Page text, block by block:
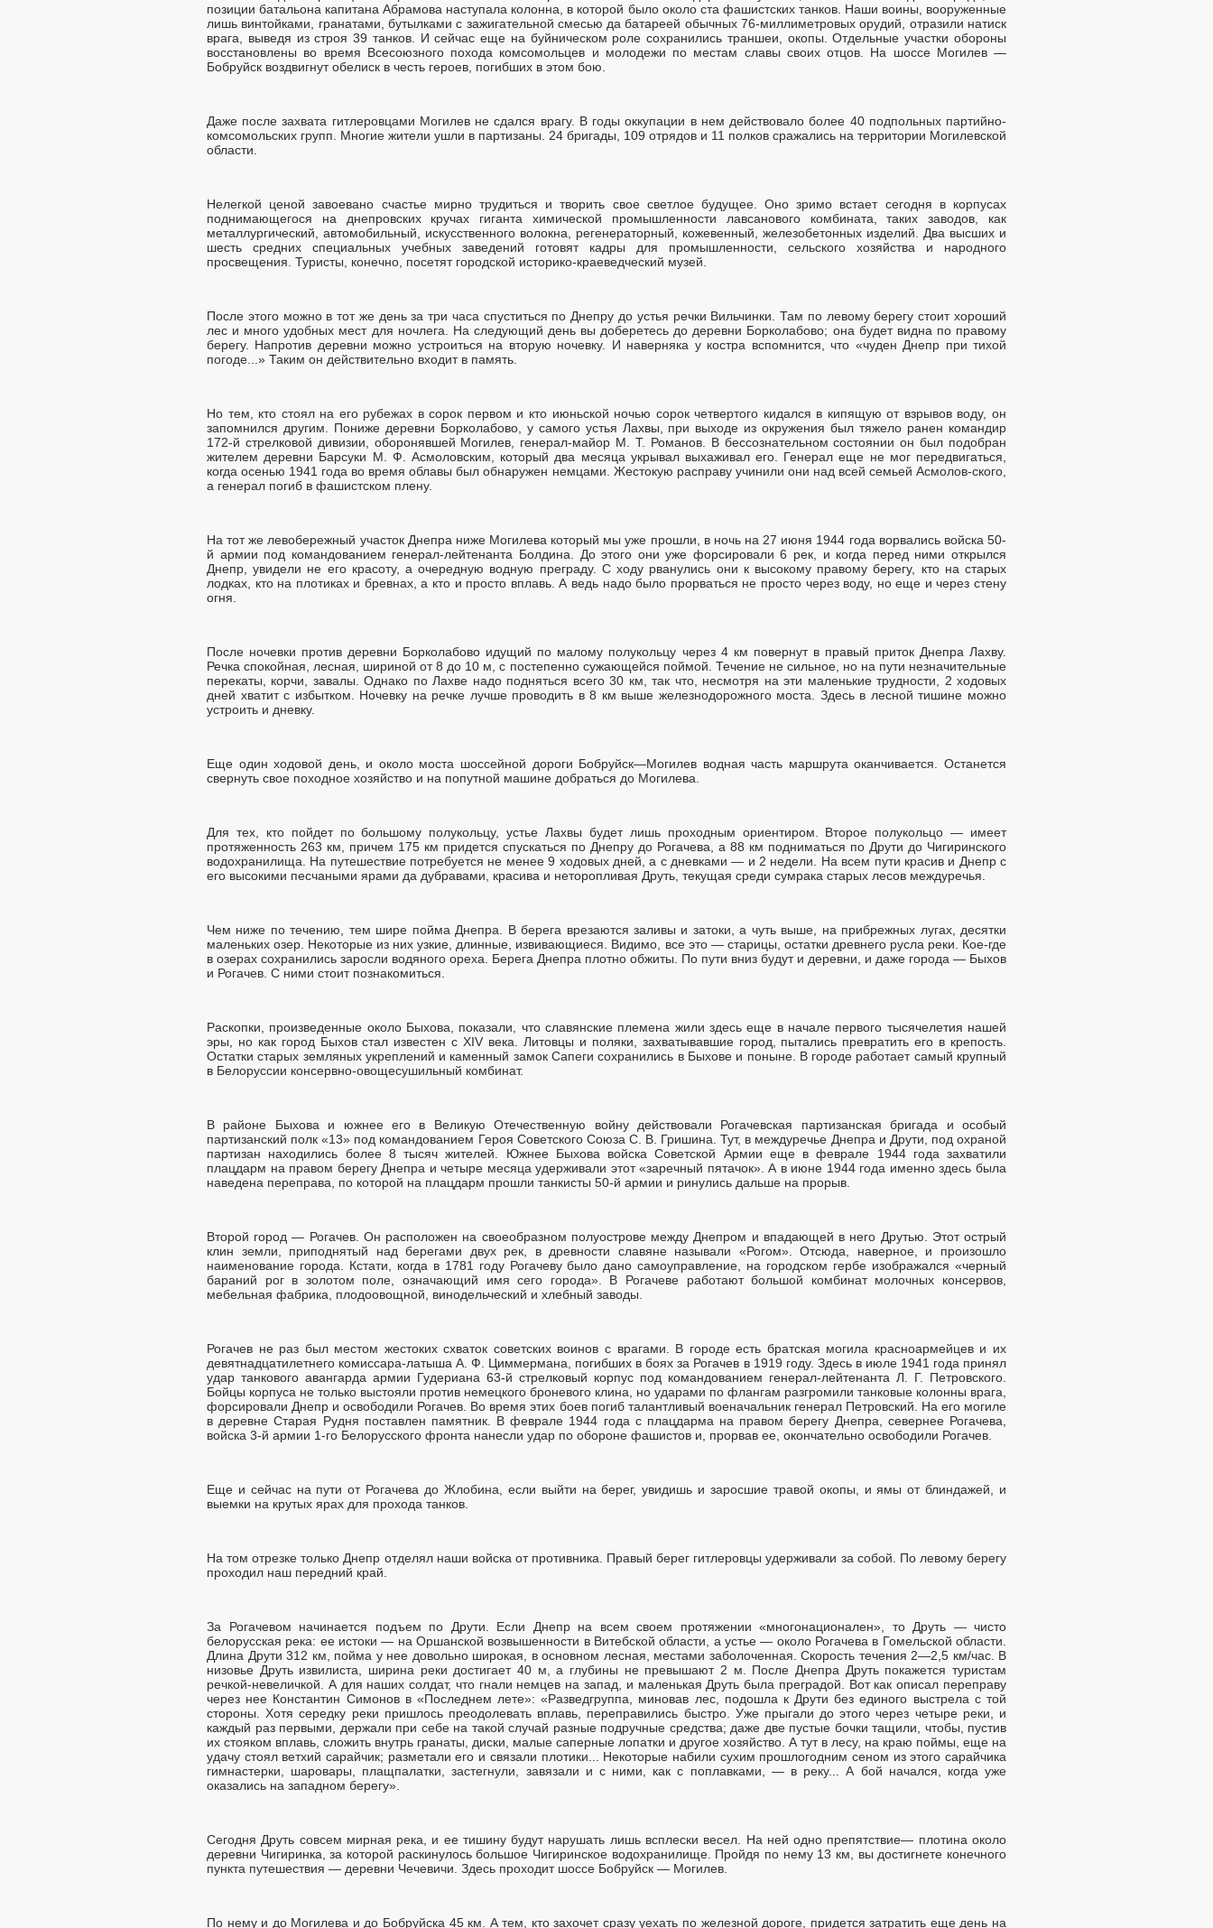
позиции батальона капитана Абрамова наступала колонна, в которой было около ста фашистских танков. Наши воины, вооруженные
лишь винтойками, гранатами, бутылками с зажигательной смесью да батареей обычных 76-миллиметровых орудий, отразили натиск
врага, выведя из строя 39 танков. И сейчас еще на буйническом роле сохранились траншеи, окопы. Отдельные участки обороны
восстановлены во время Всесоюзного похода комсомольцев и молодежи по местам славы своих отцов. На шоссе Могилев —
Бобруйск воздвигнут обелиск в честь героев, погибших в этом бою.
Даже после захвата гитлеровцами Могилев не сдался врагу. В годы оккупации в нем действовало более 40 подпольных партийно-
комсомольских групп. Многие жители ушли в партизаны. 24 бригады, 109 отрядов и 11 полков сражались на территории Могилевской
области.
Нелегкой ценой завоевано счастье мирно трудиться и творить свое светлое будущее. Оно зримо встает сегодня в корпусах
поднимающегося на днепровских кручах гиганта химической промышленности лавсанового комбината, таких заводов, как
металлургический, автомобильный, искусственного волокна, регенераторный, кожевенный, железобетонных изделий. Два высших и
шесть средних специальных учебных заведений готовят кадры для промышленности, сельского хозяйства и народного
просвещения. Туристы, конечно, посетят городской историко-краеведческий музей.
После этого можно в тот же день за три часа спуститься по Днепру до устья речки Вильчинки. Там по левому берегу стоит хороший
лес и много удобных мест для ночлега. На следующий день вы доберетесь до деревни Борколабово; она будет видна по правому
берегу. Напротив деревни можно устроиться на вторую ночевку. И наверняка у костра вспомнится, что «чуден Днепр при тихой
погоде...» Таким он действительно входит в память.
Но тем, кто стоял на его рубежах в сорок первом и кто июньской ночью сорок четвертого кидался в кипящую от взрывов воду, он
запомнился другим. Пониже деревни Борколабово, у самого устья Лахвы, при выходе из окружения был тяжело ранен командир
172-й стрелковой дивизии, оборонявшей Могилев, генерал-майор М. Т. Романов. В бессознательном состоянии он был подобран
жителем деревни Барсуки М. Ф. Асмоловским, который два месяца укрывал выхаживал его. Генерал еще не мог передвигаться,
когда осенью 1941 года во время облавы был обнаружен немцами. Жестокую расправу учинили они над всей семьей Асмолов-ского,
а генерал погиб в фашистском плену.
На тот же левобережный участок Днепра ниже Могилева который мы уже прошли, в ночь на 27 июня 1944 года ворвались войска 50-
й армии под командованием генерал-лейтенанта Болдина. До этого они уже форсировали 6 рек, и когда перед ними открылся
Днепр, увидели не его красоту, а очередную водную преграду. С ходу рванулись они к высокому правому берегу, кто на старых
лодках, кто на плотиках и бревнах, а кто и просто вплавь. А ведь надо было прорваться не просто через воду, но еще и через стену
огня.
После ночевки против деревни Борколабово идущий по малому полукольцу через 4 км повернут в правый приток Днепра Лахву.
Речка спокойная, лесная, шириной от 8 до 10 м, с постепенно сужающейся поймой. Течение не сильное, но на пути незначительные
перекаты, корчи, завалы. Однако по Лахве надо подняться всего 30 км, так что, несмотря на эти маленькие трудности, 2 ходовых
дней хватит с избытком. Ночевку на речке лучше проводить в 8 км выше железнодорожного моста. Здесь в лесной тишине можно
устроить и дневку.
Еще один ходовой день, и около моста шоссейной дороги Бобруйск—Могилев водная часть маршрута оканчивается. Останется
свернуть свое походное хозяйство и на попутной машине добраться до Могилева.
Для тех, кто пойдет по большому полукольцу, устье Лахвы будет лишь проходным ориентиром. Второе полукольцо — имеет
протяженность 263 км, причем 175 км придется спускаться по Днепру до Рогачева, а 88 км подниматься по Друти до Чигиринского
водохранилища. На путешествие потребуется не менее 9 ходовых дней, а с дневками — и 2 недели. На всем пути красив и Днепр с
его высокими песчаными ярами да дубравами, красива и неторопливая Друть, текущая среди сумрака старых лесов междуречья.
Чем ниже по течению, тем шире пойма Днепра. В берега врезаются заливы и затоки, а чуть выше, на прибрежных лугах, десятки
маленьких озер. Некоторые из них узкие, длинные, извивающиеся. Видимо, все это — старицы, остатки древнего русла реки. Кое-где
в озерах сохранились заросли водяного ореха. Берега Днепра плотно обжиты. По пути вниз будут и деревни, и даже города — Быхов
и Рогачев. С ними стоит познакомиться.
Раскопки, произведенные около Быхова, показали, что славянские племена жили здесь еще в начале первого тысячелетия нашей
эры, но как город Быхов стал известен с XIV века. Литовцы и поляки, захватывавшие город, пытались превратить его в крепость.
Остатки старых земляных укреплений и каменный замок Сапеги сохранились в Быхове и поныне. В городе работает самый крупный
в Белоруссии консервно-овощесушильный комбинат.
В районе Быхова и южнее его в Великую Отечественную войну действовали Рогачевская партизанская бригада и особый
партизанский полк «13» под командованием Героя Советского Союза С. В. Гришина. Тут, в междуречье Днепра и Друти, под охраной
партизан находились более 8 тысяч жителей. Южнее Быхова войска Советской Армии еще в феврале 1944 года захватили
плацдарм на правом берегу Днепра и четыре месяца удерживали этот «заречный пятачок». А в июне 1944 года именно здесь была
наведена переправа, по которой на плацдарм прошли танкисты 50-й армии и ринулись дальше на прорыв.
Второй город — Рогачев. Он расположен на своеобразном полуострове между Днепром и впадающей в него Друтью. Этот острый
клин земли, приподнятый над берегами двух рек, в древности славяне называли «Рогом». Отсюда, наверное, и произошло
наименование города. Кстати, когда в 1781 году Рогачеву было дано самоуправление, на городском гербе изображался «черный
бараний рог в золотом поле, означающий имя сего города». В Рогачеве работают большой комбинат молочных консервов,
мебельная фабрика, плодоовощной, винодельческий и хлебный заводы.
Рогачев не раз был местом жестоких схваток советских воинов с врагами. В городе есть братская могила красноармейцев и их
девятнадцатилетнего комиссара-латыша А. Ф. Циммермана, погибших в боях за Рогачев в 1919 году. Здесь в июле 1941 года принял
удар танкового авангарда армии Гудериана 63-й стрелковый корпус под командованием генерал-лейтенанта Л. Г. Петровского.
Бойцы корпуса не только выстояли против немецкого броневого клина, но ударами по флангам разгромили танковые колонны врага,
форсировали Днепр и освободили Рогачев. Во время этих боев погиб талантливый военачальник генерал Петровский. На его могиле
в деревне Старая Рудня поставлен памятник. В феврале 1944 года с плацдарма на правом берегу Днепра, севернее Рогачева,
войска 3-й армии 1-го Белорусского фронта нанесли удар по обороне фашистов и, прорвав ее, окончательно освободили Рогачев.
Еще и сейчас на пути от Рогачева до Жлобина, если выйти на берег, увидишь и заросшие травой окопы, и ямы от блиндажей, и
выемки на крутых ярах для прохода танков.
На том отрезке только Днепр отделял наши войска от противника. Правый берег гитлеровцы удерживали за собой. По левому берегу
проходил наш передний край.
За Рогачевом начинается подъем по Друти. Если Днепр на всем своем протяжении «многонационален», то Друть — чисто
белорусская река: ее истоки — на Оршанской возвышенности в Витебской области, а устье — около Рогачева в Гомельской области.
Длина Друти 312 км, пойма у нее довольно широкая, в основном лесная, местами заболоченная. Скорость течения 2—2,5 км/час. В
низовье Друть извилиста, ширина реки достигает 40 м, а глубины не превышают 2 м. После Днепра Друть покажется туристам
речкой-невеличкой. А для наших солдат, что гнали немцев на запад, и маленькая Друть была преградой. Вот как описал переправу
через нее Константин Симонов в «Последнем лете»: «Разведгруппа, миновав лес, подошла к Друти без единого выстрела с той
стороны. Хотя середку реки пришлось преодолевать вплавь, переправились быстро. Уже прыгали до этого через четыре реки, и
каждый раз первыми, держали при себе на такой случай разные подручные средства; даже две пустые бочки тащили, чтобы, пустив
их стояком вплавь, сложить внутрь гранаты, диски, малые саперные лопатки и другое хозяйство. А тут в лесу, на краю поймы, еще на
удачу стоял ветхий сарайчик; разметали его и связали плотики... Некоторые набили сухим прошлогодним сеном из этого сарайчика
гимнастерки, шаровары, плащпалатки, застегнули, завязали и с ними, как с поплавками, — в реку... А бой начался, когда уже
оказались на западном берегу».
Сегодня Друть совсем мирная река, и ее тишину будут нарушать лишь всплески весел. На ней одно препятствие— плотина около
деревни Чигиринка, за которой раскинулось большое Чигиринское водохранилище. Пройдя по нему 13 км, вы достигнете конечного
пункта путешествия — деревни Чечевичи. Здесь проходит шоссе Бобруйск — Могилев.
По нему и до Могилева и до Бобруйска 45 км. А тем, кто захочет сразу уехать по железной дороге, придется затратить еще день на